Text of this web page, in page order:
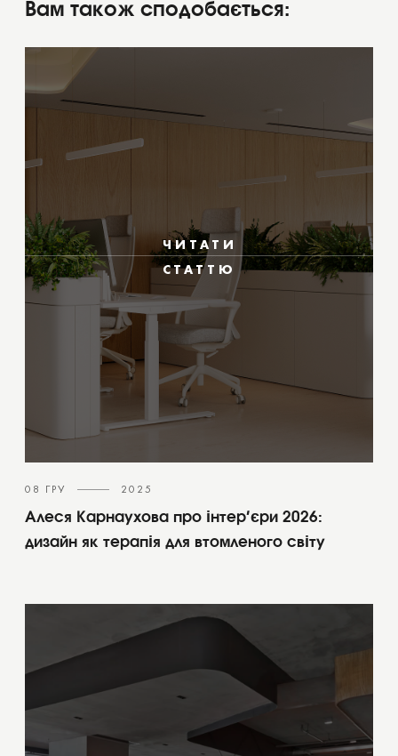
Вам також сподобається:
ЧИТАТИ
СТАТТЮ
08 ГРУ 2025
Алеся Карнаухова про інтер’єри 2026:
дизайн як терапія для втомленого світу